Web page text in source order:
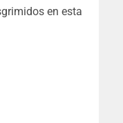
en esta